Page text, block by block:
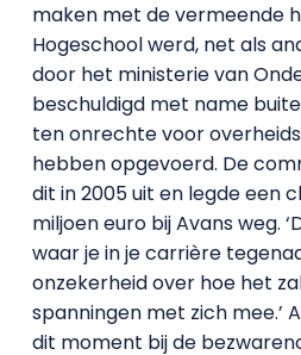
maken met de vermeende
Hogeschool werd, net als
door het ministerie van
beschuldigd met name
ten onrechte voor
hebben opgevoerd. De
dit in 2005 uit en legde een
miljoen euro bij Avans weg.
waar je in je carrière
onzekerheid over hoe het
spanningen met zich mee.’
dit moment bij de